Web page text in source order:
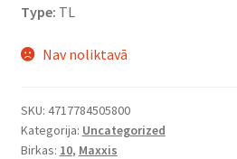
Type: TL
Nav noliktavā
SKU: 4717784505800
Kategorija: Uncategorized
Birkas: 10, Maxxis